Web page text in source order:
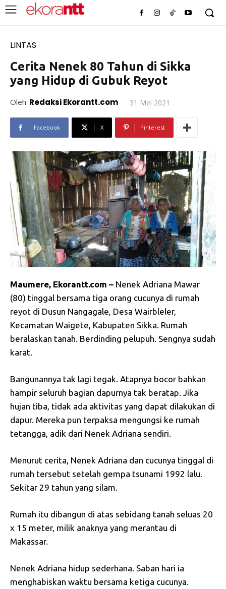
LINTAS
Cerita Nenek 80 Tahun di Sikka
yang Hidup di Gubuk Reyot
Oleh: Redaksi Ekorantt.com 31 Mei 2021
Facebook X Pinterest
Maumere, Ekorantt.com – Nenek Adriana Mawar
(80) tinggal bersama tiga orang cucunya di rumah
reyot di Dusun Nangagale, Desa Wairbleler,
Kecamatan Waigete, Kabupaten Sikka. Rumah
beralaskan tanah. Berdinding pelupuh. Sengnya sudah
karat.
Bangunannya tak lagi tegak. Atapnya bocor bahkan
hampir seluruh bagian dapurnya tak beratap. Jika
hujan tiba, tidak ada aktivitas yang dapat dilakukan di
dapur. Mereka pun terpaksa mengungsi ke rumah
tetangga, adik dari Nenek Adriana sendiri.
Menurut cerita, Nenek Adriana dan cucunya tinggal di
rumah tersebut setelah gempa tsunami 1992 lalu.
Sekitar 29 tahun yang silam.
Rumah itu dibangun di atas sebidang tanah seluas 20
x 15 meter, milik anaknya yang merantau di
Makassar.
Nenek Adriana hidup sederhana. Saban hari ia
menghabiskan waktu bersama ketiga cucunya.